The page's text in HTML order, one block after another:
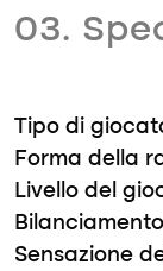
03.
Tipo di
Forma della
Livello del
Sensazione